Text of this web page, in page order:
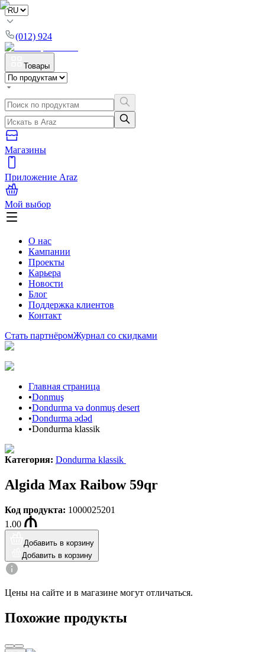
(012) 924
Товары
Магазины
Приложение Araz
Мой выбор
О нас
Кампании
Проекты
Карьера
Новости
Блог
Поддержка клиентов
Контакт
Стать партнёромЖурнал со скидками
Главная страница
•Donmuş
•Dondurma və donmuş desert
•Dondurma ədəd
•Dondurma klassik
Категория: Dondurma klassik
Algida Max Raibow 59qr
Код продукта: 1000025201
1.00
Добавить в корзину
Добавить в корзину
Цены на сайте и в магазине могут отличаться.
Похожие продукты